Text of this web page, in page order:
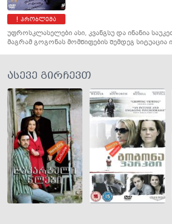
პრობლემა
უფროსკლასელები ასი, კვანგსუ და ინანია
მაგრამ გოგონას მომწიფების შემდეგ სიტუაცია
ასევე გირჩევთ